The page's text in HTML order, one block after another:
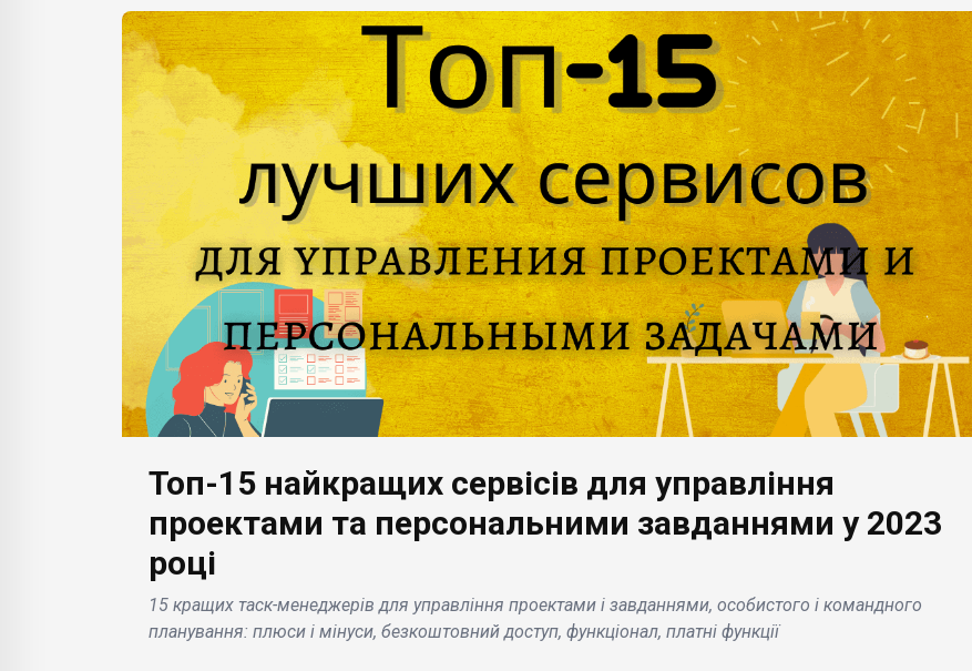
Топ-15 найкращих сервісів для управління
проектами та персональними завданнями у 2023
році
15 кращих таск-менеджерів для управління проектами і завданнями, особистого і командного
планування: плюси і мінуси, безкоштовний доступ, функціонал, платні функції
Розробник ігор Capcom
оголошує чемпіонат
Street Fighter 6, Фіналіст
якого виграє 1 млн.
БІЗНЕС НОВИНИ
Україні в якості
інвестиційної підтримки
БІЗНЕС НОВИНИ
від Amazon запускає
фонд винагороди